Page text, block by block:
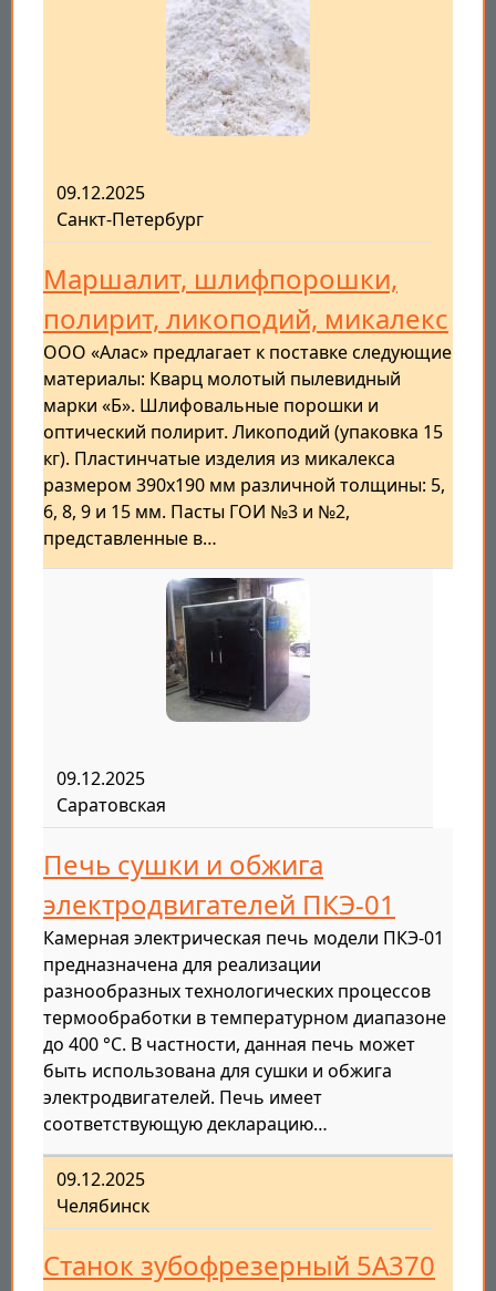
09.12.2025
Санкт-Петербург
Маршалит, шлифпорошки,
полирит, ликоподий, микалекс
ООО «Алас» предлагает к поставке следующие
материалы: Кварц молотый пылевидный
марки «Б». Шлифовальные порошки и
оптический полирит. Ликоподий (упаковка 15
кг). Пластинчатые изделия из микалекса
размером 390x190 мм различной толщины: 5,
6, 8, 9 и 15 мм. Пасты ГОИ №3 и №2,
представленные в…
09.12.2025
Саратовская
Печь сушки и обжига
электродвигателей ПКЭ-01
Камерная электрическая печь модели ПКЭ-01
предназначена для реализации
разнообразных технологических процессов
термообработки в температурном диапазоне
до 400 °C. В частности, данная печь может
быть использована для сушки и обжига
электродвигателей. Печь имеет
соответствующую декларацию…
09.12.2025
Челябинск
Станок зубофрезерный 5А370